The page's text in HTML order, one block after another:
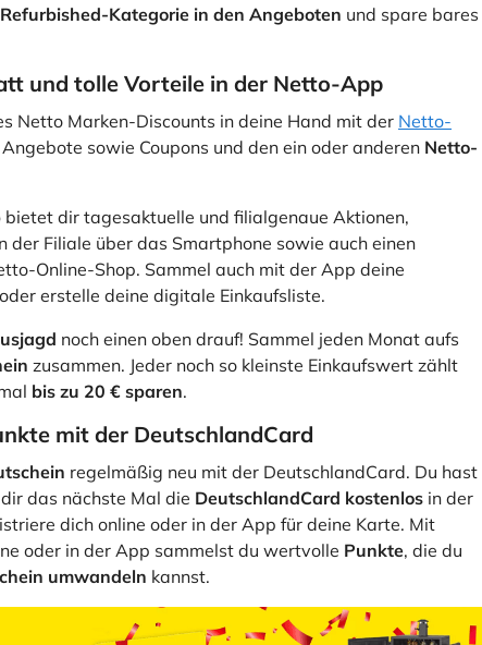
Refurbished-Kategorie in den Angeboten und spare bares
und tolle Vorteile in der Netto-App
Netto Marken-Discounts in deine Hand mit der Netto-
sowie Coupons und den ein oder anderen Netto-
bietet dir tagesaktuelle und filialgenaue Aktionen,
der Filiale über das Smartphone sowie auch einen
Online-Shop. Sammel auch mit der App deine
erstelle deine digitale Einkaufsliste.
noch einen oben drauf! Sammel jeden Monat aufs
zusammen. Jeder noch so kleinste Einkaufswert zählt
bis zu 20 € sparen.
mit der DeutschlandCard
regelmäßig neu mit der DeutschlandCard. Du hast
das nächste Mal die DeutschlandCard kostenlos in der
dich online oder in der App für deine Karte. Mit
oder in der App sammelst du wertvolle Punkte, die du
umwandeln kannst.